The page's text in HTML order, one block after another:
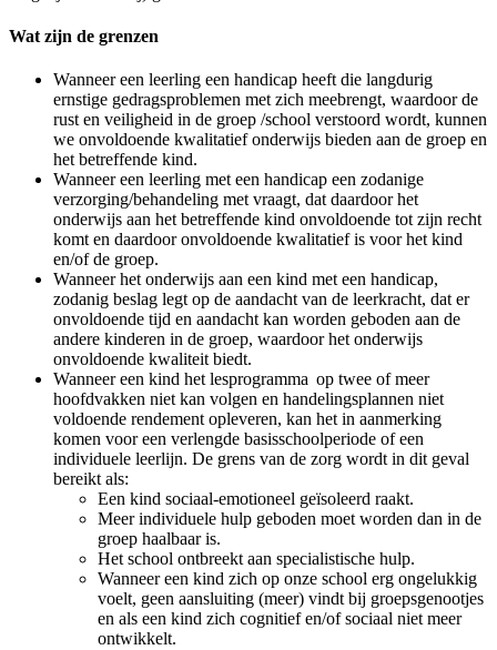
Wat zijn de grenzen
Wanneer een leerling een handicap heeft die langdurig
ernstige gedragsproblemen met zich meebrengt, waardoor de
rust en veiligheid in de groep /school verstoord wordt, kunnen
we onvoldoende kwalitatief onderwijs bieden aan de groep en
het betreffende kind.
Wanneer een leerling met een handicap een zodanige
verzorging/behandeling met vraagt, dat daardoor het
onderwijs aan het betreffende kind onvoldoende tot zijn recht
komt en daardoor onvoldoende kwalitatief is voor het kind
en/of de groep.
Wanneer het onderwijs aan een kind met een handicap,
zodanig beslag legt op de aandacht van de leerkracht, dat er
onvoldoende tijd en aandacht kan worden geboden aan de
andere kinderen in de groep, waardoor het onderwijs
onvoldoende kwaliteit biedt.
Wanneer een kind het lesprogramma op twee of meer
hoofdvakken niet kan volgen en handelingsplannen niet
voldoende rendement opleveren, kan het in aanmerking
komen voor een verlengde basisschoolperiode of een
individuele leerlijn. De grens van de zorg wordt in dit geval
bereikt als:
Een kind sociaal-emotioneel geïsoleerd raakt.
Meer individuele hulp geboden moet worden dan in de
groep haalbaar is.
Het school ontbreekt aan specialistische hulp.
Wanneer een kind zich op onze school erg ongelukkig
voelt, geen aansluiting (meer) vindt bij groepsgenootjes
en als een kind zich cognitief en/of sociaal niet meer
ontwikkelt.